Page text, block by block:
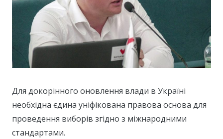
Для докорінного оновлення влади в Україні
необхідна єдина уніфікована правова основа для
проведення виборів згідно з міжнародними
стандартами.